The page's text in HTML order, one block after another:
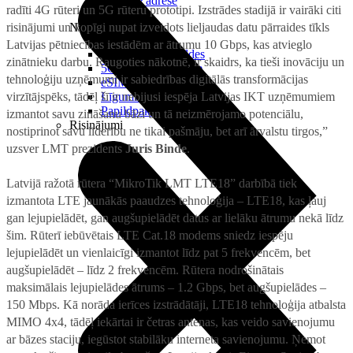
Noderīgi
Jautājumi un atbildes
5G pārklājuma karte
eSIM tehnoloģija
Līgumi un noteikumi
Papildpakalpojumi
Risinājumi
radīti 4G rūteri un 5G rūteru prototipi. Izstrādes stadijā ir vairāki citi
risinājumi un kopīgi nupat izveidots lieljaudas datu pārraides tīkls
Latvijas pētniecības iestādēm ar ātrumu 10 Gbps, kas atvieglo
zinātnieku darbu. Raugoties nākotnē, ir skaidrs, ka tieši inovāciju un
tehnoloģiju uzņēmumi ir sabiedrības digitālās transformācijas
virzītājspēks, tādēļ šī ir nebijusi iespēja Latvijas IKT uzņēmumiem
izmantot savu zināšanu bāzi un tā neizmērojamo potenciālu,
nostiprinot savu līderību ne tikai pašmāju, bet arī ārvalstu tirgos,”
uzsver LMT prezidents Juris Binde.
Latvijā ražotā rūtera “MikroTik LMT LTE18” darbībā tiek
izmantota LTE jaunākās paaudzes tehnoloģija – LTE18, kas ļauj
gan lejupielādēt, gan augšupielādēt datus ar lielāku ātrumu nekā līdz
šim. Rūterī iebūvētais LTE Cat.18 modems sniedz iespēju
lejupielādēt un vienlaicīgi izmantot līdz pat 5 frekvencēm, bet
augšupielādēt – līdz 2 frekvencēm. Rūtera nodrošinātais
maksimālais lejupielādes ātrums – 1.2 Gbps, bet augšupielādes –
150 Mbps. Kā norāda ierīces izstrādātāji, LTE18 tehnoloģija atbalsta
MIMO 4x4, tādēļ iekārtai ir četras antenas, kas veido savienojumu
ar bāzes staciju, iegūstot stabilāku interneta savienojumu. Ņemot